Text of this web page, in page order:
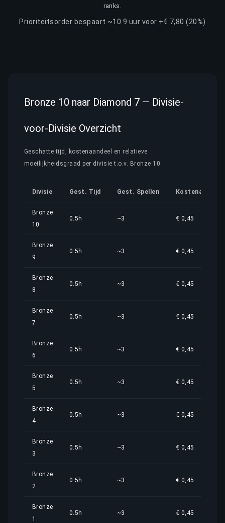
ranks.
Prioriteitsorder bespaart ~10.9 uur voor +€ 7,80 (20%)
Bronze 10 naar Diamond 7 — Divisie-
voor-Divisie Overzicht
Geschatte tijd, kostenaandeel en relatieve
moeilijkheidsgraad per divisie t.o.v. Bronze 10
Divisie Gest. Tijd Gest. Spellen Kostenaandeel
Bronze
10
0.5h ~3 € 0,45
Bronze
9
0.5h ~3 € 0,45
Bronze
8
0.5h ~3 € 0,45
Bronze
7
0.5h ~3 € 0,45
Bronze
6
0.5h ~3 € 0,45
Bronze
5
0.5h ~3 € 0,45
Bronze
4
0.5h ~3 € 0,45
Bronze
3
0.5h ~3 € 0,45
Bronze
2
0.5h ~3 € 0,45
Bronze
1
0.5h ~3 € 0,45